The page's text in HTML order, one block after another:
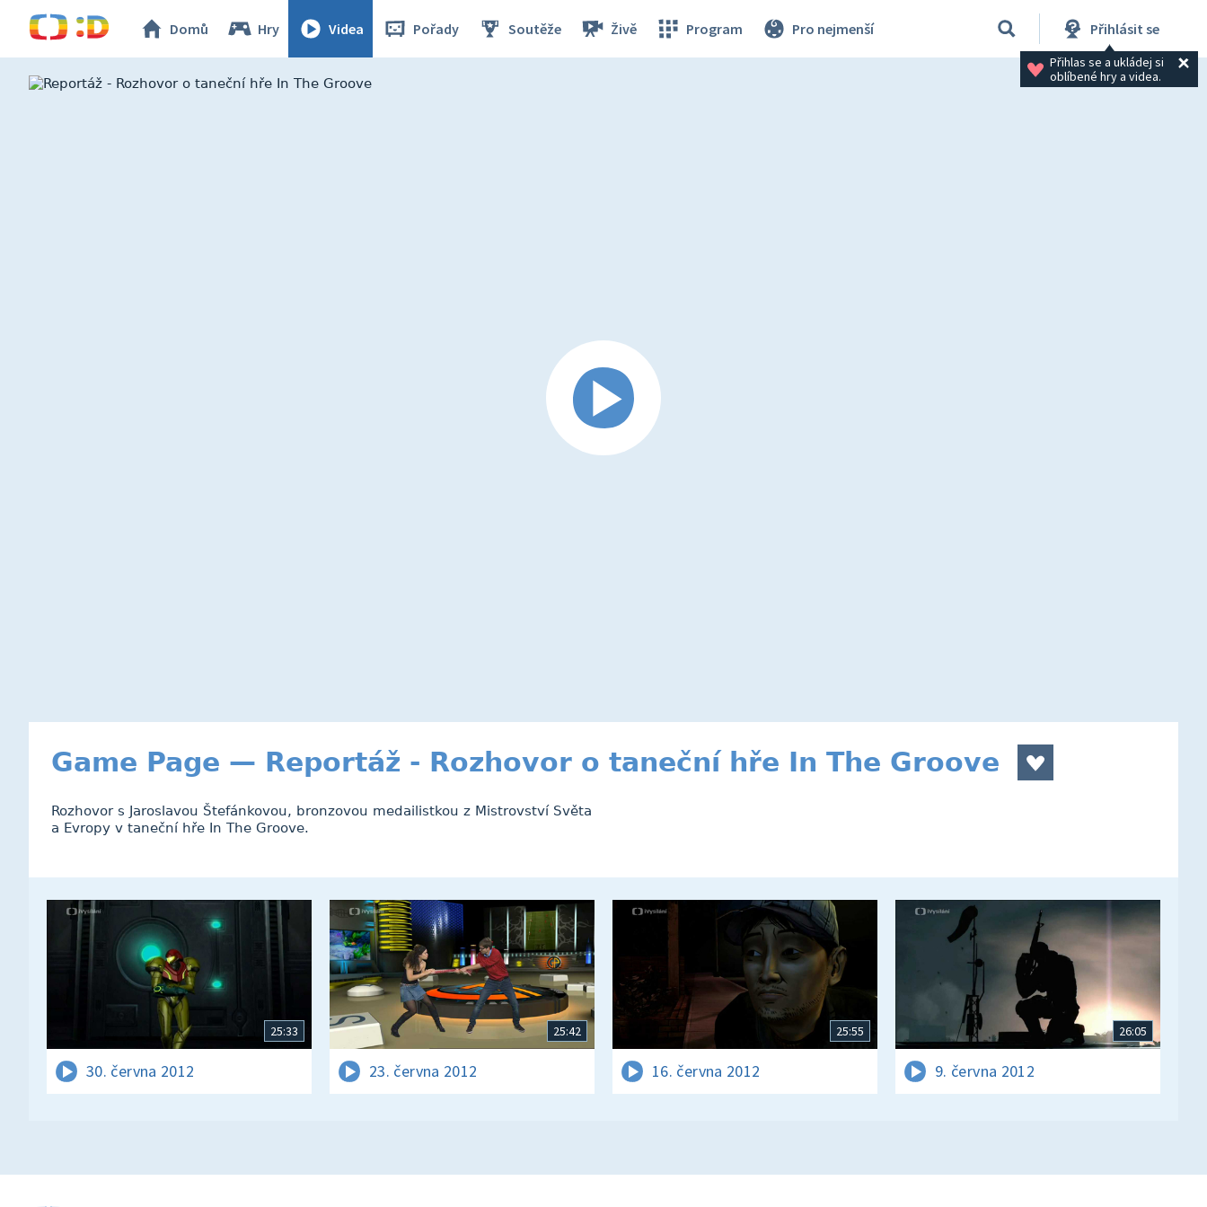
Domů Hry Videa Pořady Soutěže Živě Program Pro nejmenší Přihlásit se
Přihlas se a ukládej si
oblíbené hry a videa.
Game Page — Reportáž - Rozhovor o taneční hře In The Groove
Rozhovor s Jaroslavou Štefánkovou, bronzovou medailistkou z Mistrovství Světa
a Evropy v taneční hře In The Groove.
25:33
30. června 2012
25:42
23. června 2012
25:55
16. června 2012
26:05
9. června 2012